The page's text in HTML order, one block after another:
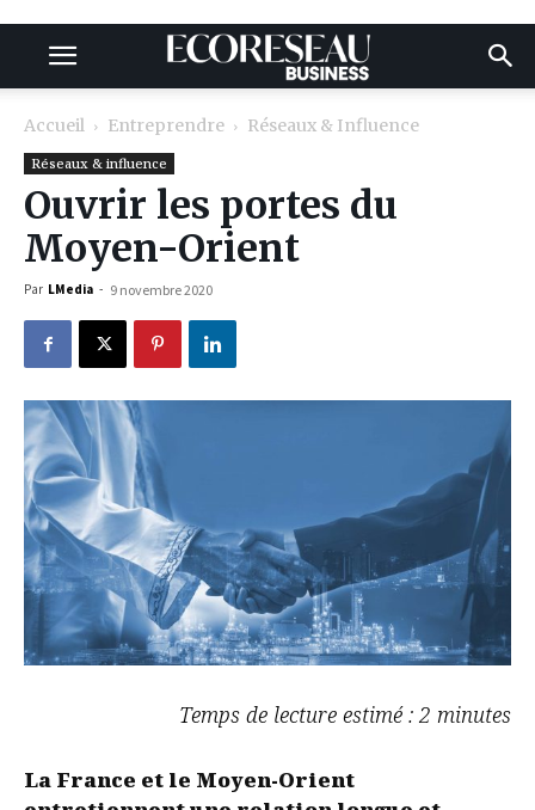
Accueil Entreprendre Réseaux & Influence
Réseaux & influence
Ouvrir les portes du
Moyen-Orient
Par LMedia - 9 novembre 2020
Temps de lecture estimé : 2 minutes
La France et le Moyen-Orient